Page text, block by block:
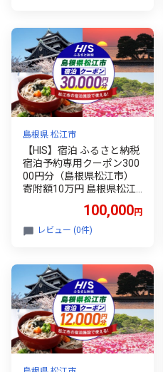
レゼント 贈り物 贈答 宿泊
クーポン 島根 松江 山陰 予
約 宿泊予約 国内旅行 トラ
ベル 旅行券 ペア 家族旅行
温泉 絶景 風景 癒し
島根県 松江市
【HIS】宿泊 ふるさと納税
宿泊予約専用クーポン300
00円分（島根県松江市）
寄附額10万円 島根県松江
イ・エス [ALHT006]｜人気
おすすめ HIS 旅行 旅 券 宿
レゼント 贈り物 贈答 宿泊
クーポン 島根 松江 山陰 予
約 宿泊予約 国内旅行 トラ
ベル 旅行券 ペア 家族旅行
温泉 絶景 風景 癒し
100,000円
レビュー (0件)